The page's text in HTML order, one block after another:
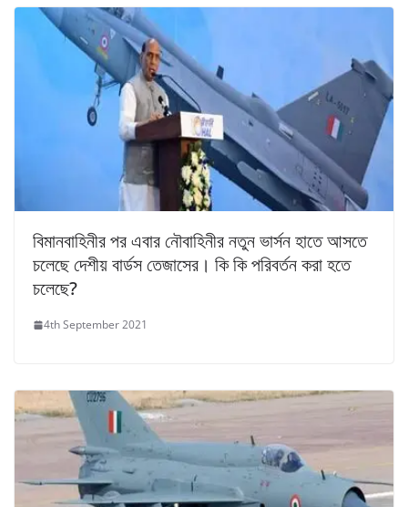
বিমানবাহিনীর পর এবার নৌবাহিনীর নতুন ভার্সন হাতে আসতে
চলেছে দেশীয় বার্ডস তেজাসের। কি কি পরিবর্তন করা হতে
চলেছে?
4th September 2021